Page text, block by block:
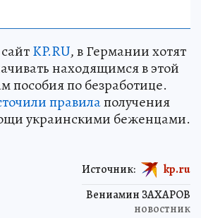
KP.RU, в Германии хотят
находящимся в этой
пособия по безработице.
правилаполучения
украинскими беженцами.
Вениамин ЗАХАРОВ
новостник
Источник: kp.ru